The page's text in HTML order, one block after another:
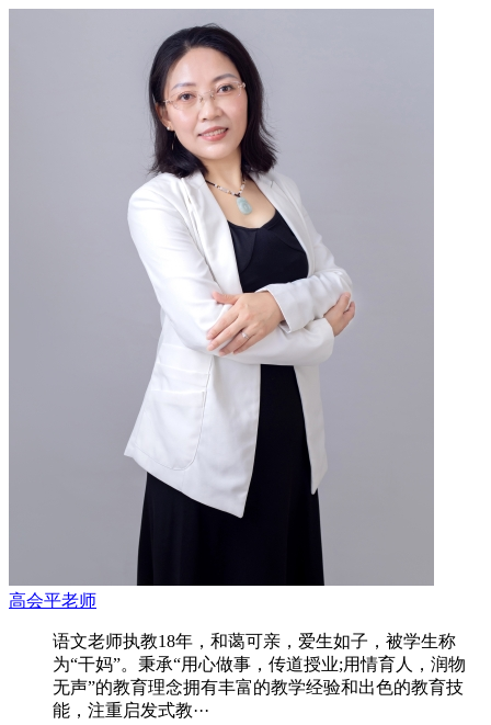
高会平老师
语文老师执教18年，和蔼可亲，爱生如子，被学生称
为“干妈”。秉承“用心做事，传道授业;用情育人，润物
无声”的教育理念拥有丰富的教学经验和出色的教育技
能，注重启发式教···